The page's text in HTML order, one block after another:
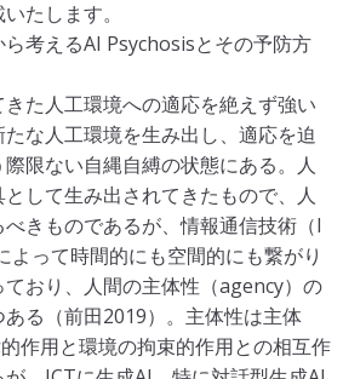
http://www.gakuju.com/?p=1128
神医学－精神病理学と生物学とが
学 61 (5):507-515, 2019.
detail/abs/10.11477/mf.14052058
の異常のとらえ方．精神科治療学 3
http://www.seiwa-pb.co.jp/search/b
おいて現れる“他者”とは誰れか？：
）」の浸潤． 精神神経学雑誌127
の身体性の自覚：譚（ものがた
たします。
ら考えるAI Psychosisとその予防方
た人工環境への適応を絶えず強い
な人工環境を生み出し、適応を迫
限ない自縄自縛の状態にある。人
して生み出されてきたもので、人
きものであるが、情報通信技術（I
よって時間的にも空間的にも繋がり
おり、人間の主体性（agency）の
る（前田2019）。主体性は主体
作用と環境の拘束的作用との相互作